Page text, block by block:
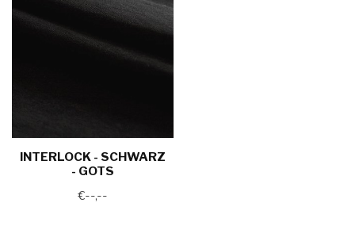
INTERLOCK - SCHWARZ
- GOTS
€--,--